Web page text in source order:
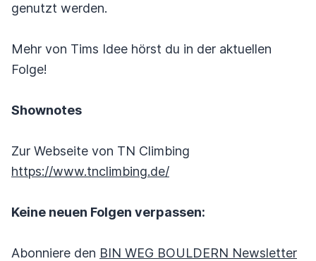
genutzt werden.
Mehr von Tims Idee hörst du in der aktuellen
Folge!
Shownotes
Zur Webseite von TN Climbing
https://www.tnclimbing.de/
Keine neuen Folgen verpassen:
Abonniere den BIN WEG BOULDERN Newsletter